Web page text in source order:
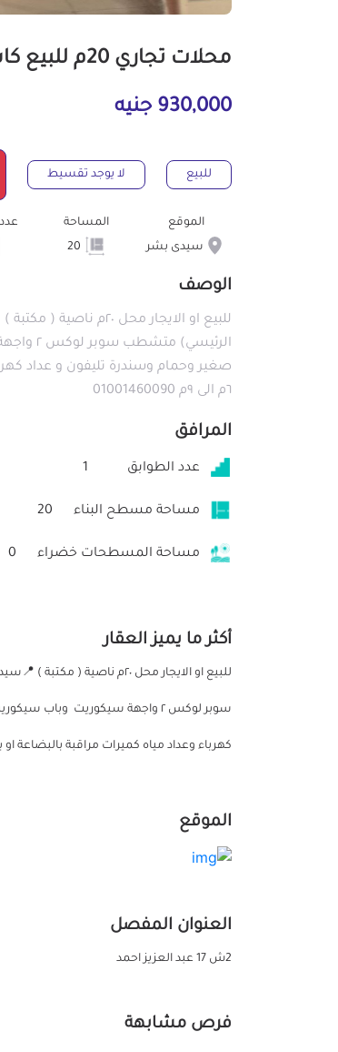
محلات تجاري 20م للبيع كاش بسيدى بشر الإسكندرية
930,000 جنيه
للبيع لا يوجد تقسيط
الموقع
سيدى بشر
المساحة
الوصف
للبيع او الايجار
صغير وحمام وسندرة تليفون و عداد
٦م الى ٩م 01001460090
المرافق
عدد الطوابق 1
مساحة مسطح البناء 20
مساحة المسطحات خضراء 0
أكثر ما يميز العقار
للبيع او الايجار محل ٢٠م
سوبر لوكس ٢ واجهة سيكوريت
كهرباء وعداد مياه كميرات مراقبة بالبضاعة او بدون
الموقع
العنوان المفصل
2ش 17 عبد العزيز احمد
فرص مشابهة